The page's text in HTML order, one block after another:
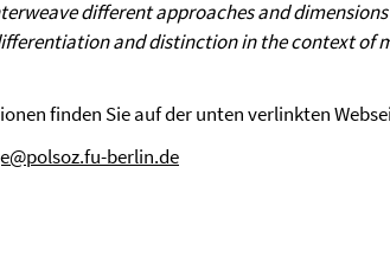
different approaches and
and distinction in the context of
finden Sie auf der unten verlinkten
berlin.de